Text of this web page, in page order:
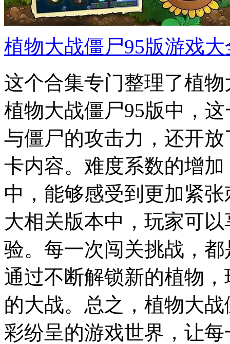
植物大战僵尸95版游戏大
这个合集专门整理了植
植物大战僵尸95版中，
与僵尸的攻击力，还开
卡内容。难度系数的增
中，能够感受到更加紧
大相关版本中，玩家可
验。每一次闯关挑战，
通过不断解锁新的植物
的大战。总之，植物大
彩纷呈的游戏世界，让